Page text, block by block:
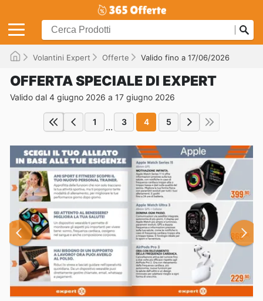
Volantini Expert Offerte Valido fino a 17/06/2026
OFFERTA SPECIALE DI EXPERT
Valido dal 4 giugno 2026 a 17 giugno 2026
1 ... 3 4 5